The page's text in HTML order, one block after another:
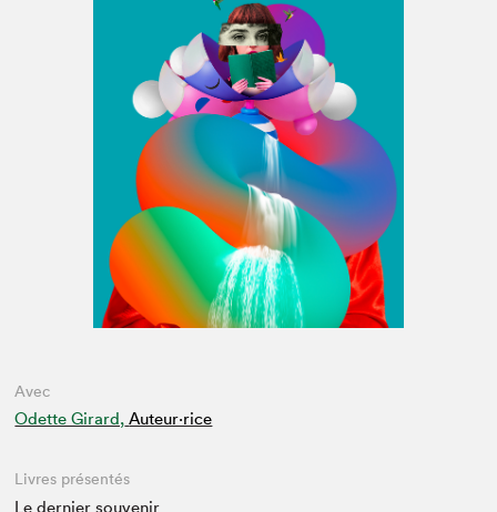
Avec
Odette Girard, Auteur·rice
Livres présentés
Le dernier souvenir